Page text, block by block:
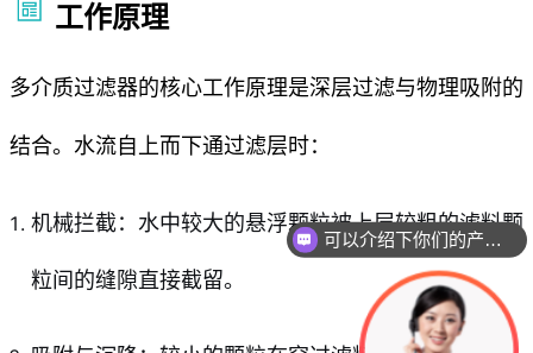
工作原理
多介质过滤器的核心工作原理是深层过滤与物理吸附的
结合。水流自上而下通过滤层时：
机械拦截：水中较大的悬浮颗粒被上层较粗的滤料颗
粒间的缝隙直接截留。
可以介绍下你们的产品么